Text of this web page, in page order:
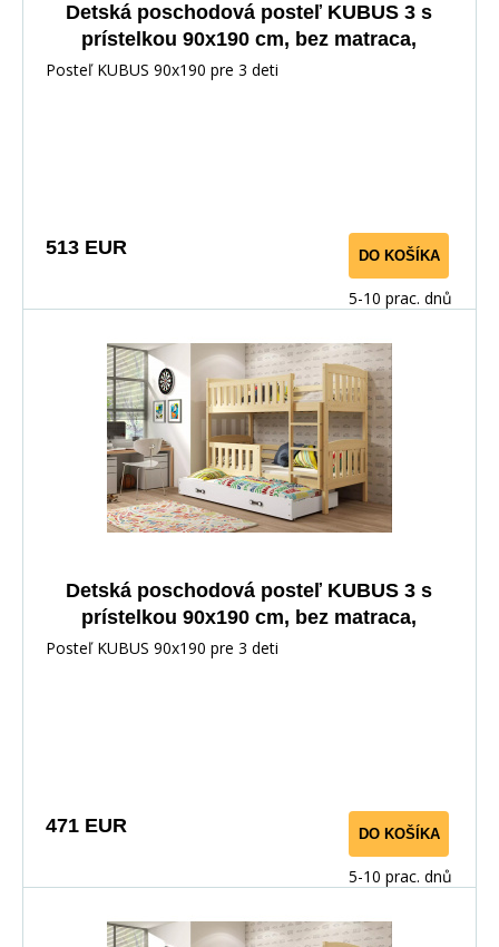
Detská poschodová posteľ KUBUS 3 s
prístelkou 90x190 cm, bez matraca,
Biela/Grafitová
Posteľ KUBUS 90x190 pre 3 deti
513 EUR DO KOŠÍKA
5-10 prac. dnů
Detská poschodová posteľ KUBUS 3 s
prístelkou 90x190 cm, bez matraca,
Prírodná/Biela
Posteľ KUBUS 90x190 pre 3 deti
471 EUR DO KOŠÍKA
5-10 prac. dnů